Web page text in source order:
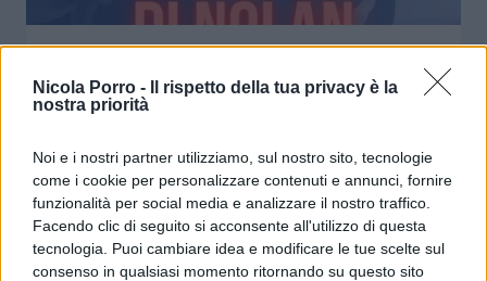
Nicola Porro -
Il rispetto della tua privacy è la
nostra priorità
Noi e i nostri partner utilizziamo, sul nostro sito, tecnologie
come i cookie per personalizzare contenuti e annunci, fornire
funzionalità per social media e analizzare il nostro traffico.
Facendo clic di seguito si acconsente all'utilizzo di questa
tecnologia. Puoi cambiare idea e modificare le tue scelte sul
consenso in qualsiasi momento ritornando su questo sito
Odissea, il Cavallo di Nolan. Red Pill
episodio 89
di
Atlantico Quotidiano
30 Luglio 2026, 13:24